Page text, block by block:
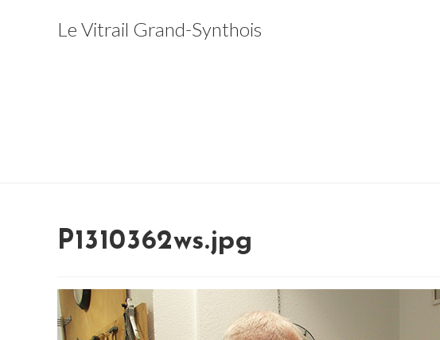
Le Vitrail Grand-Synthois
P1310362ws.jpg